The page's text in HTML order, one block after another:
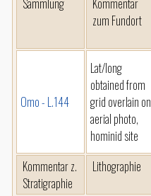
Sammlung
Kommentar
zum Fundort
Omo - L.144
Lat/long
obtained from
grid overlain on
aerial photo,
hominid site
Kommentar z.
Stratigraphie
Lithographie